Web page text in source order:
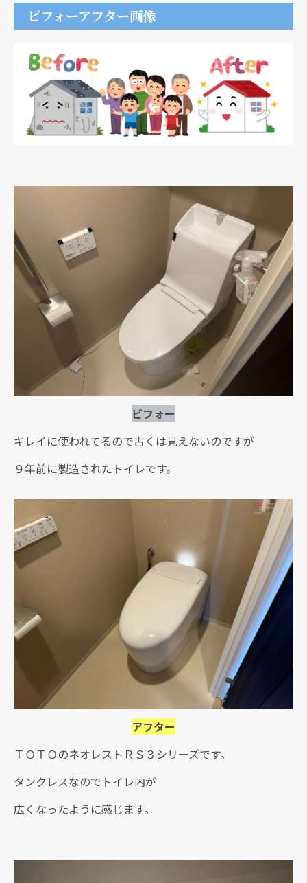
ビフォーアフター画像
ビフォー
キレイに使われてるので古くは見えないのですが
９年前に製造されたトイレです。
アフター
ＴＯＴＯのネオレストＲＳ３シリーズです。
タンクレスなのでトイレ内が
広くなったように感じます。